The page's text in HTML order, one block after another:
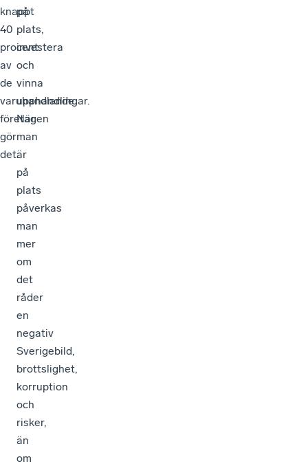
knappt
40
procent
av
de
varuhandlande
företagen
gör
det.
på
plats,
investera
och
vinna
upphandlingar.
När
man
är
på
plats
påverkas
man
mer
om
det
råder
en
negativ
Sverigebild,
brottslighet,
korruption
och
risker,
än
om